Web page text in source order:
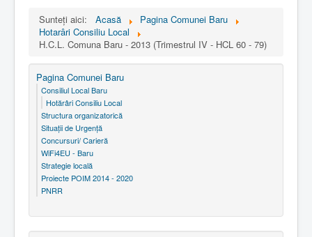
Sunteți aici: Acasă
Pagina Comunei Baru
Hotarâri Consiliu Local
H.C.L. Comuna Baru - 2013 (Trimestrul IV - HCL 60 - 79)
Pagina Comunei Baru
Consiliul Local Baru
Hotărâri Consiliu Local
Structura organizatorică
Situaţii de Urgenţă
Concursuri/ Carieră
WiFi4EU - Baru
Strategie locală
Proiecte POIM 2014 - 2020
PNRR